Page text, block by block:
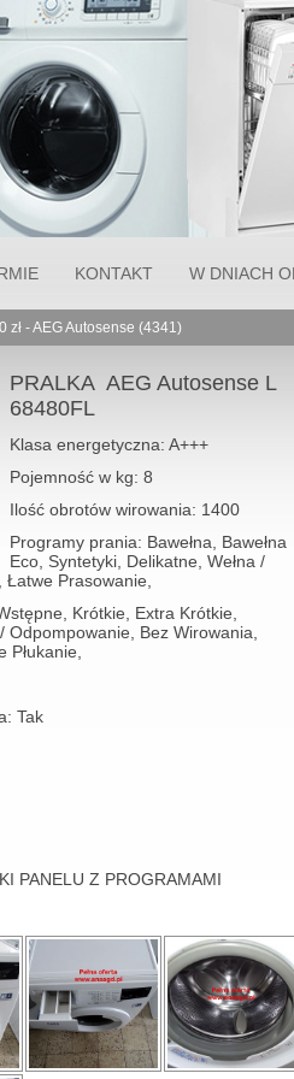
KONTAKT W DNIACH
zł - AEG Autosense (4341)
PRALKA AEG Autosense L
68480FL
Klasa energetyczna: A+++
Pojemność w kg: 8
Ilość obrotów wirowania: 1400
Programy prania: Bawełna, Bawełna
Eco, Syntetyki, Delikatne, Wełna /
Prasowanie,
Krótkie, Extra Krótkie,
Odpompowanie, Bez Wirowania,
Tak
PANELU Z PROGRAMAMI
PRALKA MIELE
Classic WDA 111